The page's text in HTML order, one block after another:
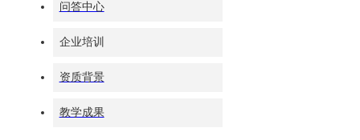
ISE国际服务效
问答中心
企业培训
资质背景
教学成果